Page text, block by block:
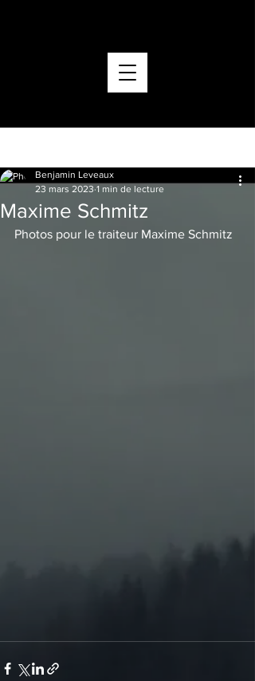
Maxime Schmitz
Benjamin Leveaux
23 mars 2023 1 min de lecture
Photos pour le traiteur Maxime Schmitz